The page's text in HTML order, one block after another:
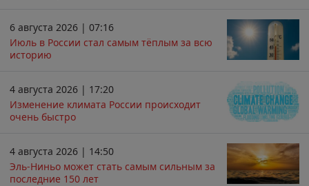
6 августа 2026 | 07:16
Июль в России стал самым тёплым за всю
историю
4 августа 2026 | 17:20
Изменение климата России происходит
очень быстро
4 августа 2026 | 14:50
Эль-Ниньо может стать самым сильным за
последние 150 лет